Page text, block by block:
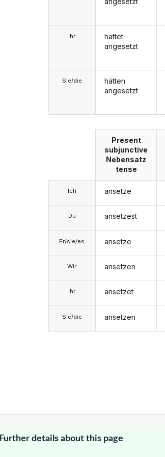
Ihr
Sie/die
hättet
angesetzt
hätten
angesetzt
Ich
Du
Er/sie/es
Wir
Ihr
Sie/die
Present
subjunctive
Nebensatz
tense
ansetze
ansetzest
ansetze
ansetzen
ansetzet
ansetzen
Further details about this page